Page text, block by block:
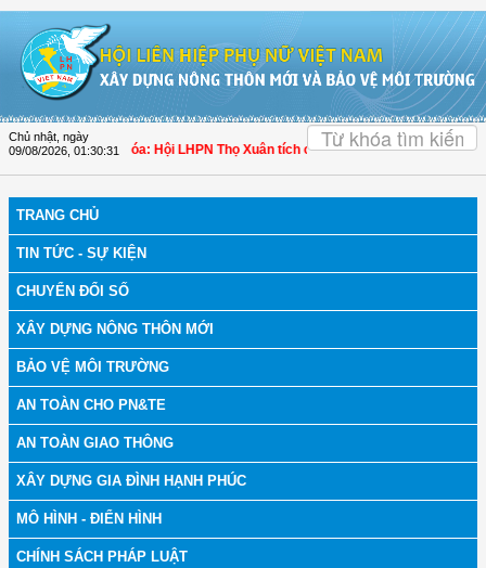
Chủ nhật, ngày
09/08/2026 01:30:32
bệnh | Thanh Hóa: Hội LHPN Thọ Xuân tích cực góp phần nâng cao tỷ lệ
TRANG CHỦ
TIN TỨC - SỰ KIỆN
CHUYỂN ĐỔI SỐ
XÂY DỰNG NÔNG THÔN MỚI
BẢO VỆ MÔI TRƯỜNG
AN TOÀN CHO PN&TE
AN TOÀN GIAO THÔNG
XÂY DỰNG GIA ĐÌNH HẠNH PHÚC
MÔ HÌNH - ĐIỂN HÌNH
CHÍNH SÁCH PHÁP LUẬT
OK